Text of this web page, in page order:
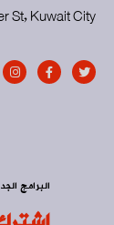
St, Kuwait City
البرامج